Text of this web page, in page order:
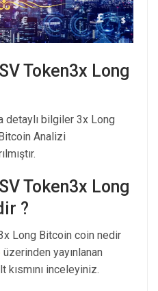
Token3x Long
detaylı bilgiler 3x Long
Analizi
Token3x Long
?
Long Bitcoin coin nedir
üzerinden yayınlanan
kısmını inceleyiniz.